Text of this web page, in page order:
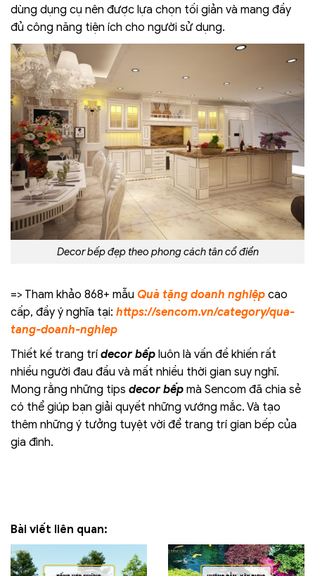
dùng dụng cụ nên được lựa chọn tối giản và mang đầy
đủ công năng tiện ích cho người sử dụng.
Decor bếp đẹp theo phong cách tân cổ điển
=> Tham khảo 868+ mẫu Quà tặng doanh nghiệp cao
cấp, đầy ý nghĩa tại: https://sencom.vn/category/qua-
tang-doanh-nghiep
Thiết kế trang trí decor bếp luôn là vấn đề khiến rất
nhiều người đau đầu và mất nhiều thời gian suy nghĩ.
Mong rằng những tips decor bếp mà Sencom đã chia sẻ
có thể giúp bạn giải quyết những vướng mắc. Và tạo
thêm những ý tưởng tuyệt vời để trang trí gian bếp của
gia đình.
Bài viết liên quan: